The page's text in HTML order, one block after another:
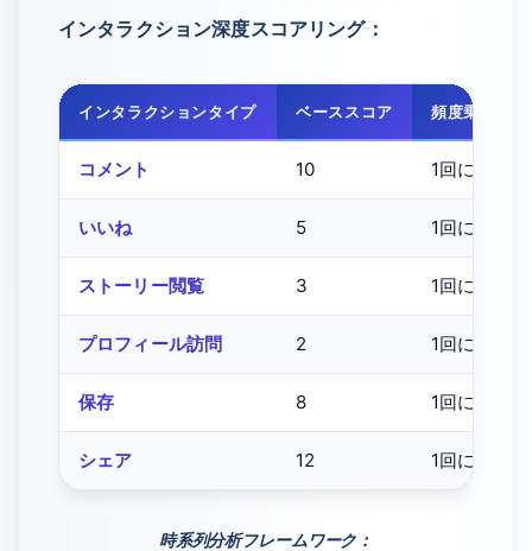
インタラクション深度スコアリング：
インタラクションタイプ ベーススコア 頻度乗数
コメント 10 1回につき
いいね 5 1回につき
ストーリー閲覧 3 1回につき
プロフィール訪問 2 1回につき
保存 8 1回につき
シェア 12 1回につき
時系列分析フレームワーク：